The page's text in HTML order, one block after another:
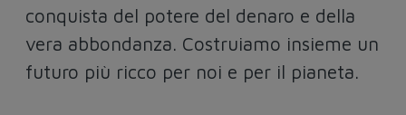
conquista del potere del denaro e della
vera abbondanza. Costruiamo insieme un
futuro più ricco per noi e per il pianeta.